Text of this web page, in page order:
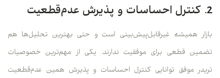
2. کنترل احساسات و پذیرش عدم‌قطعیت
بازار همیشه غیرقابل‌پیش‌بینی است و حتی بهترین تحلیل‌ها هم
تضمین قطعی برای موفقیت ندارند. یکی از مهم‌ترین خصوصیات
تریدر موفق توانایی کنترل احساسات و پذیرش همین عدم‌قطعیت